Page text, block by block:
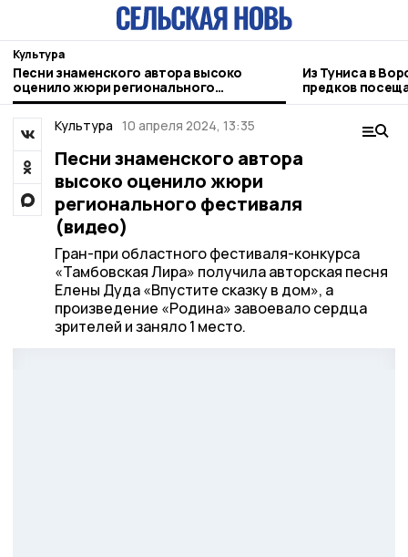
Культура
Песни знаменского автора высоко
оценило жюри регионального
фестиваля (видео)
Из Туниса в
предков
зарубежья
Культура 10 апреля 2024, 13:35
Песни знаменского автора
высоко оценило жюри
регионального фестиваля
(видео)
Гран-при областного фестиваля-конкурса
«Тамбовская Лира» получила авторская песня
Елены Дуда «Впустите сказку в дом», а
произведение «Родина» завоевало сердца
зрителей и заняло 1 место.